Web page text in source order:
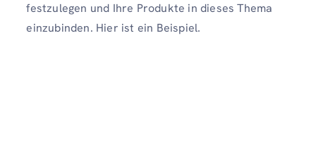
festzulegen und Ihre Produkte in dieses Thema
einzubinden. Hier ist ein Beispiel.